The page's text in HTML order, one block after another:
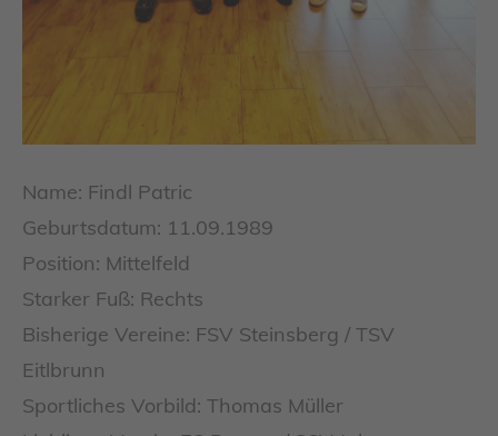
Name: Findl Patric
Geburtsdatum: 11.09.1989
Position: Mittelfeld
Starker Fuß: Rechts
Bisherige Vereine: FSV Steinsberg / TSV
Eitlbrunn
Sportliches Vorbild: Thomas Müller